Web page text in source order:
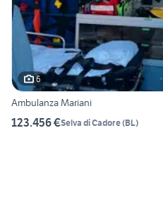
6
Ambulanza Mariani
123.456 €Selva di Cadore(BL)